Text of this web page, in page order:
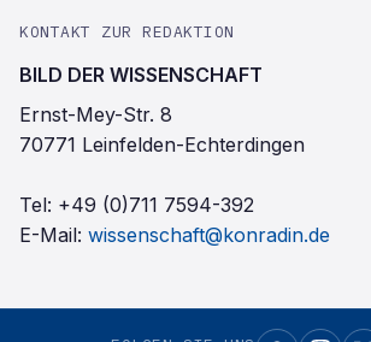
KONTAKT ZUR REDAKTION
BILD DER WISSENSCHAFT
Ernst-Mey-Str. 8
70771 Leinfelden-Echterdingen
Tel: +49 (0)711 7594-392
E-Mail: wissenschaft@konradin.de